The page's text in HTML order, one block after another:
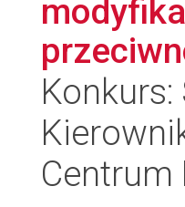
Konkurs:
Centrum